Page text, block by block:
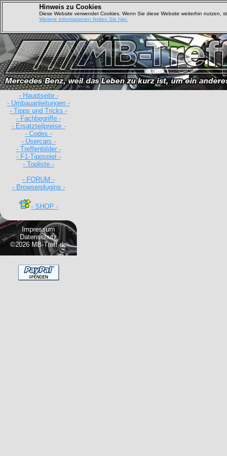
Hinweis zu Cookies
Diese Website verwendet Cookies. Wenn Sie diese Website weiterhin nutzen,
Weitere Informationen finden Sie hier.
- Hauptseite -
- Umbauanleitungen -
- Tipps und Tricks -
- Fachbegriffe -
- Ersatzteilpreise -
- Codes -
- Usercars -
- Treffenbilder -
- F1-Tippspiel -
- Topliste -
- FORUM -
- Browserplugins -
- SHOP -
Impressum
Datenschutz
©2026 MB-Treff.de